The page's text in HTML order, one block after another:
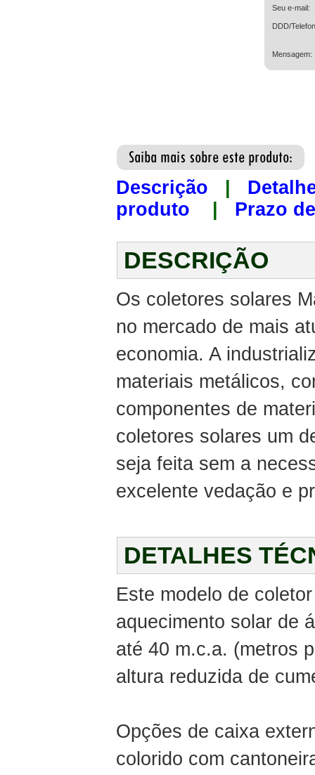
Seu e-mail:
DDD/
Mensagem:
Descrição
produto
Prazo
DESCRIÇÃO
Os coletores solares
no mercado de mais
economia. A
materiais metálicos,
componentes de
coletores solares um
seja feita sem a
excelente vedação e
DETALHES
Este modelo de
aquecimento solar de
até 40 m.c.a. (metros
altura reduzida de
Opções de caixa
colorido com